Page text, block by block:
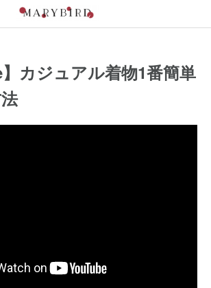
】カジュアル着物1番簡単